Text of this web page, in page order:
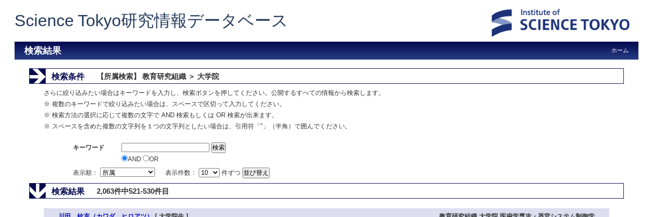
Science Tokyo研究情報データベース
検索結果 ホーム
検索条件 【所属検索】 教育研究組織 ＞ 大学院
さらに絞り込みたい場合はキーワードを入力し、検索ボタンを押してください。公開するすべての情報から検索します。
※ 複数のキーワードで絞り込みたい場合は、スペースで区切って入力してください。
※ 検索方法の選択に応じて複数の文字で AND 検索もしくは OR 検索が出来ます。
※ スペースを含めた複数の文字列を１つの文字列としたい場合は、引用符「"」（半角）で囲んでください。
キーワード
AND
OR
表示順：
表示件数： 件ずつ
検索結果 2,063件中521-530件目